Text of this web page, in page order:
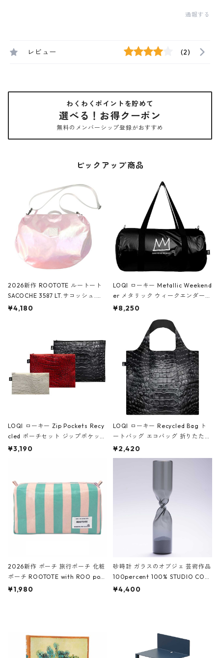
通報する
レビュー (2)
わくわくポイントを貯めて
選べる！お得クーポン
無料のメンバーシップ登録がおすすめ
ピックアップ商品
2026新作 ROOTOTE ルートート
SACOCHE 3587 LT.サコッシュ.ル
ミエ-B ショルダーバッグ グロスピ
¥4,180
LOQI ローキー Metallic Weekend
er メタリック ウィークエンダー
ボストンバッグ ショルダーバッグ
Black ジャン=ミッシェル・バスキ
ア/クラウン ブラック
¥8,250
LOQI ローキー Zip Pockets Recy
cled ポーチセット ジップポケット
ファスナーポーチ 撥水加工 トラベ
ーガンディー、オフホワイト
¥3,190
LOQI ローキー Recycled Bag ト
ートバッグ エコバッグ 折りたたみ
大きめ 撥水加工 収納ポーチ CRO
CODILE/Black クロコダイル/ブラ
¥2,420
2026新作 ポーチ 旅行ポーチ 化粧
ポーチ ROOTOTE with ROO pou
ch 3532 ルートート WR.ポーチ.ラ
¥1,980
砂時計 ガラスのオブジェ 芸術作品
100percent 100% STUDIO COH
AKU Timeless 100パーセント ス
¥4,400